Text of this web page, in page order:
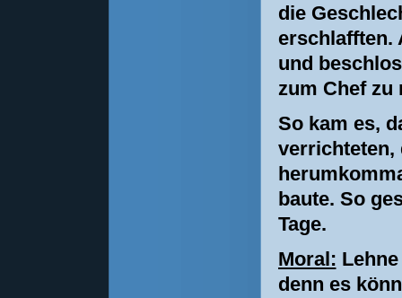
die
erschlafften.
und
zum Chef zu
So kam es,
verrichteten,
baute. So
Tage.
Moral:
denn es